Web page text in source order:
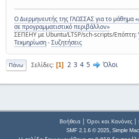
Ο Διερμηνευτής της ΓΛΩΣΣΑΣ για το μάθημα
σε προγραμματιστικό περιβάλλον»
ΣΕΠΕΗΥ με Ubuntu/LTSP/sch-scripts/Επόπτη:
Τεκμηρίωση-Συζητήσεις
Πάνω Σελίδες 1 2 3 4 5 Όλοι
Βοήθεια| Όροι και Κανόνες|
SMF 2.1.6 © 2025, Simple